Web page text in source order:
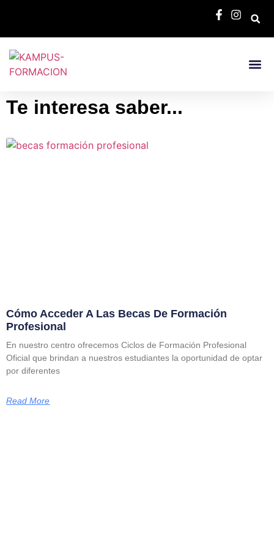
Te interesa saber...
Cómo Acceder A Las Becas De Formación
Profesional
En nuestro centro ofrecemos Ciclos de Formación Profesional
Oficial que brindan a nuestros estudiantes la oportunidad de optar
por diferentes
Read More